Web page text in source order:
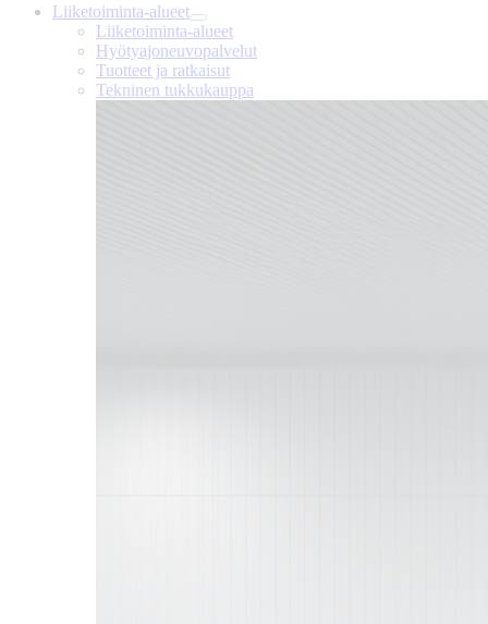
Liiketoiminta-alueet
Liiketoiminta-alueet
Hyötyajoneuvopalvelut
Tuotteet ja ratkaisut
Tekninen tukkukauppa